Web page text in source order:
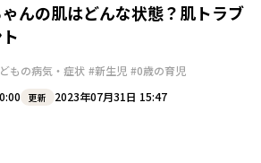
ゃんの肌はどんな状態？肌トラブ
もの病気・症状 #新生児 #0歳の育児
更新 2023年07月31日 15:47